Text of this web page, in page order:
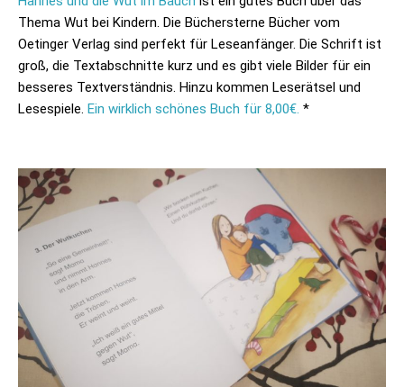
Thema Wut bei Kindern. Die Büchersterne Bücher vom
Oetinger Verlag sind perfekt für Leseanfänger. Die Schrift ist
groß, die Textabschnitte kurz und es gibt viele Bilder für ein
besseres Textverständnis. Hinzu kommen Leserätsel und
Lesespiele. Ein wirklich schönes Buch für 8,00€. *